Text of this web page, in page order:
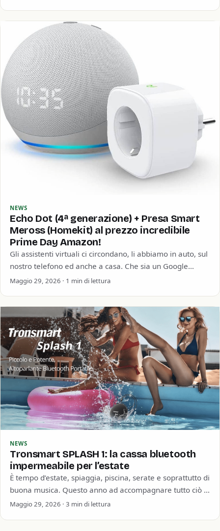
NEWS
Echo Dot (4ª generazione) + Presa Smart
Meross (Homekit) al prezzo incredibile
Prime Day Amazon!
Gli assistenti virtuali ci circondano, li abbiamo in auto, sul
nostro telefono ed anche a casa. Che sia un Google
Home, un…
Maggio 29, 2026 · 1 min di lettura
NEWS
Tronsmart SPLASH 1: la cassa bluetooth
impermeabile per l’estate
È tempo d’estate, spiaggia, piscina, serate e soprattutto di
buona musica. Questo anno ad accompagnare tutto ciò ci
pensa Tronsmart con la…
Maggio 29, 2026 · 3 min di lettura